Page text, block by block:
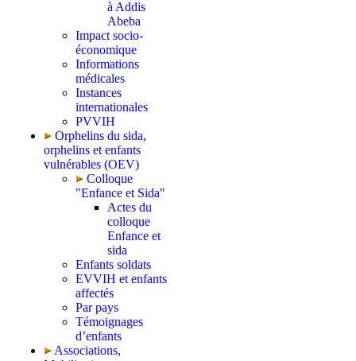
à Addis
Abeba
Impact socio-
économique
Informations
médicales
Instances
internationales
PVVIH
Orphelins du sida,
orphelins et enfants
vulnérables (OEV)
Colloque
"Enfance et Sida"
Actes du
colloque
Enfance et
sida
Enfants soldats
EVVIH et enfants
affectés
Par pays
Témoignages
d’enfants
Associations,